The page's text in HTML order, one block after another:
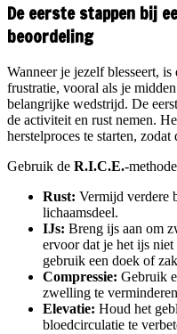
De eerste stappen bij
beoordeling
Wanneer je jezelf blesseert,
frustratie, vooral als je
belangrijke wedstrijd. De
de activiteit en rust nemen.
herstelproces te starten,
Gebruik de R.I.C.E.-
Rust: Vermijd verdere
lichaamsdeel.
IJs: Breng ijs aan om
ervoor dat je het ijs
gebruik een doek of
Compressie: Gebruik
zwelling te
Elevatie: Houd het
bloedcirculatie te